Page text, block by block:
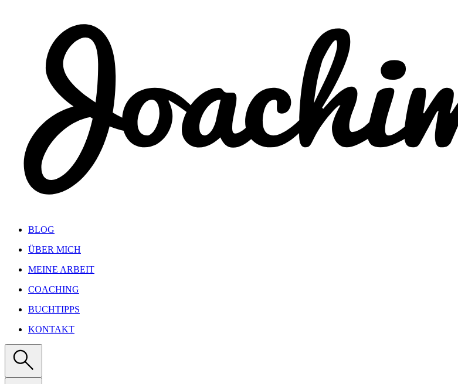
BLOG
ÜBER MICH
MEINE ARBEIT
COACHING
BUCHTIPPS
KONTAKT